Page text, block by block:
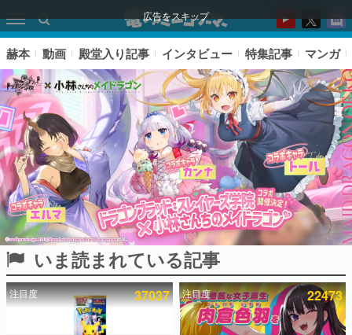
広告をスキップ
ピックアップ
電ファミのいま読まれている記事ランキング
赫本 動画 殿堂入り記事 インタビュー 特集記事 マンガ
いま読まれている記事
注目度 37037 注目度 22473